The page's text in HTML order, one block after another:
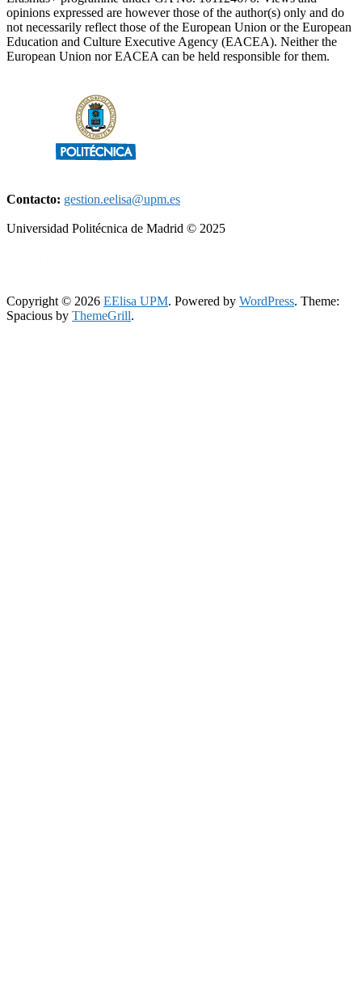
opinions expressed are however those of the author(s) only and do
not necessarily reflect those of the European Union or the European
Education and Culture Executive Agency (EACEA). Neither the
European Union nor EACEA can be held responsible for them.
Contacto: gestion.eelisa@upm.es
Universidad Politécnica de Madrid © 2025
Copyright © 2026 EElisa UPM. Powered by WordPress. Theme:
Spacious by ThemeGrill.